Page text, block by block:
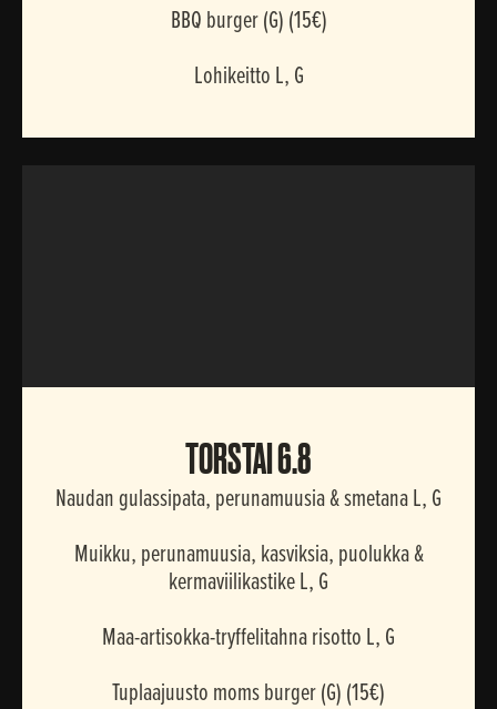
BBQ burger (G) (15€)
Lohikeitto L, G
TORSTAI 6.8
Naudan gulassipata, perunamuusia & smetana L, G
Muikku, perunamuusia, kasviksia, puolukka &
kermaviilikastike L, G
Maa-artisokka-tryffelitahna risotto L, G
Tuplaajuusto moms burger (G) (15€)